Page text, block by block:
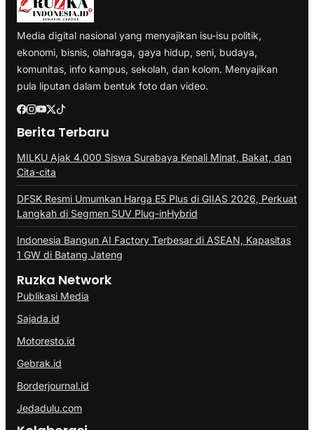
Media digital nasional yang menyajikan isu-isu politik,
ekonomi, bisnis, olahraga, gaya hidup, seni, budaya,
komunitas, info kampus, sekolah, dan kolom. Menyajikan
pula liputan dalam bentuk foto dan video.
Berita Terbaru
MILKU Ajak 4.000 Siswa Surabaya Kenali Minat, Bakat, dan
Cita-cita
DFSK Resmi Umumkan Harga E5 Plus di GIIAS 2026, Perkuat
Langkah di Segmen SUV Plug-inHybrid
Indonesia Bangun AI Factory Terbesar di ASEAN, Kapasitas
1 GW di Batang Jateng
Ruzka Network
Publikasi Media
Sajada.id
Motoresto.id
Gebrak.id
Borderjournal.id
Jedadulu.com